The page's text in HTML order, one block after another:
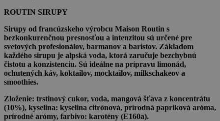
ROUTIN SIRUPY
Sirupy od francúzskeho výrobcu Maison Routin s
bezkonkurenčnou presnosťou a intenzitou sú určené pre
svetových profesionálov, barmanov a baristov. Základom
každého sirupu je alpská voda, ktorá zaručuje bezchybnú
čistotu a konzistenciu. Sú ideálne na prípravu limonád,
ochutených káv, koktailov, mocktailov, milkschakeov a
smoothies.
Zloženie: trstinový cukor, voda, mangová šťava z koncentrátu
(10%), kyselina: kyselina citrónová, prírodná papriková aróma,
prírodné arómy, farbivo: karotény (E160a).